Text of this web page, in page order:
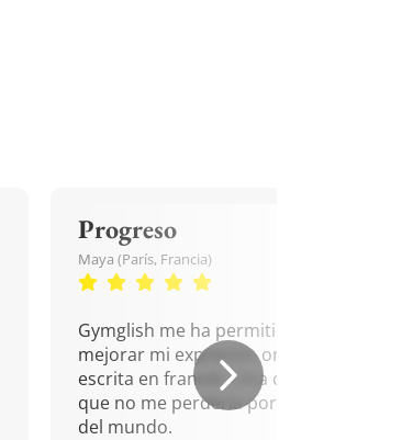
Progreso
Maya (París, Francia)
Gymglish me ha permitido
mejorar mi expresión oral y
escrita en francés. Una cita
que no me perdería por nada
del mundo.